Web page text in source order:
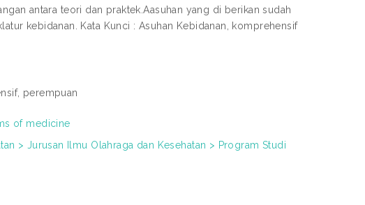
antara teori dan praktek.Aasuhan yang di berikan sudah
kebidanan. Kata Kunci : Asuhan Kebidanan, komprehensif
perempuan
of medicine
> Jurusan Ilmu Olahraga dan Kesehatan > Program Studi